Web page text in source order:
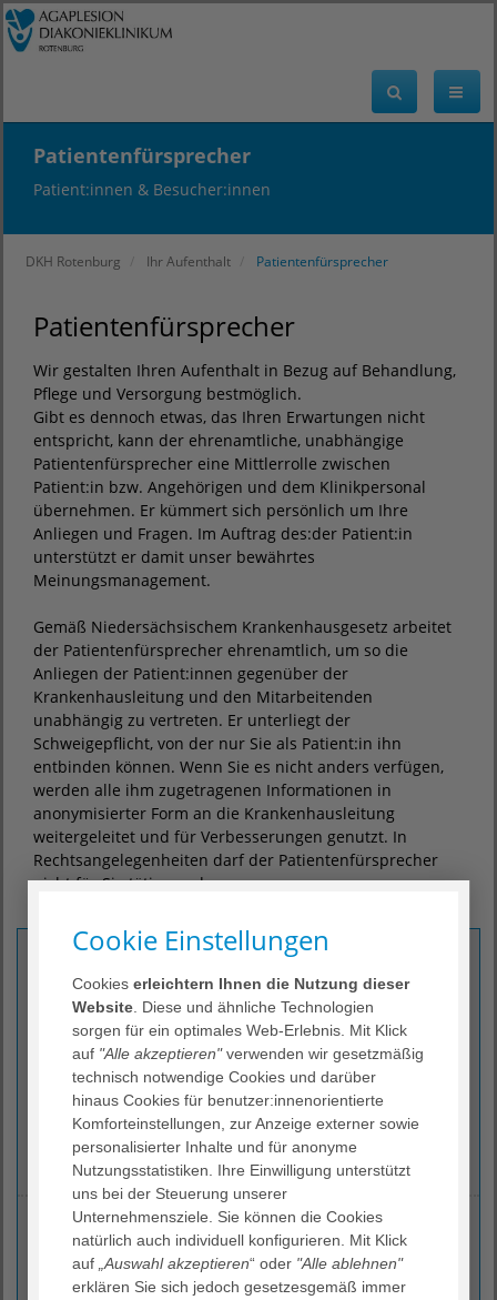
Patientenfürsprecher
Patient:innen & Besucher:innen
DKH Rotenburg Ihr Aufenthalt Patientenfürsprecher
Patientenfürsprecher
Wir gestalten Ihren Aufenthalt in Bezug auf Behandlung,
Pflege und Versorgung bestmöglich.
Gibt es dennoch etwas, das Ihren Erwartungen nicht
entspricht, kann der ehrenamtliche, unabhängige
Patientenfürsprecher eine Mittlerrolle zwischen
Patient:in bzw. Angehörigen und dem Klinikpersonal
übernehmen. Er kümmert sich persönlich um Ihre
Anliegen und Fragen. Im Auftrag des:der Patient:in
unterstützt er damit unser bewährtes
Meinungsmanagement.
Gemäß Niedersächsischem Krankenhausgesetz arbeitet
der Patientenfürsprecher ehrenamtlich, um so die
Anliegen der Patient:innen gegenüber der
Krankenhausleitung und den Mitarbeitenden
unabhängig zu vertreten. Er unterliegt der
Schweigepflicht, von der nur Sie als Patient:in ihn
entbinden können. Wenn Sie es nicht anders verfügen,
werden alle ihm zugetragenen Informationen in
anonymisierter Form an die Krankenhausleitung
weitergeleitet und für Verbesserungen genutzt. In
Rechtsangelegenheiten darf der Patientenfürsprecher
nicht für Sie tätig werden.
Kontakt
AGAPLESION DIAKONIEKLINIKUM ROTENBURG
Patientenfürsprecher
Elise-Averdieck-Straße 17
27356 Rotenburg (Wümme)
0162 26 47 209
patientenfuersprecher.DKR
agaplesion.de
Ihre Ansprechperson
Cookie Einstellungen
Cookieserleichtern Ihnen die Nutzung dieser
Website . Diese und ähnliche Technologien
sorgen für ein optimales Web-Erlebnis. Mit Klick
auf "Alle akzeptieren"verwenden wir gesetzmäßig
technisch notwendige Cookies und darüber
hinaus Cookies für benutzer:innenorientierte
Komforteinstellungen, zur Anzeige externer sowie
personalisierter Inhalte und für anonyme
Nutzungsstatistiken. Ihre Einwilligung unterstützt
uns bei der Steuerung unserer
Unternehmensziele. Sie können die Cookies
natürlich auch individuell konfigurieren. Mit Klick
auf „Auswahl akzeptieren“ oder "Alle ablehnen"
erklären Sie sich jedoch gesetzesgemäß immer